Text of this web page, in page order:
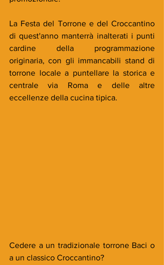
La Festa del Torrone e del Croccantino
di quest'anno manterrà inalterati i punti
cardine della programmazione
originaria, con gli immancabili stand di
torrone locale a puntellare la storica e
centrale via Roma e delle altre
eccellenze della cucina tipica.
Cedere a un tradizionale torrone Baci o
a un classico Croccantino?